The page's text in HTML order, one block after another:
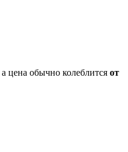
а цена обычно колеблится от